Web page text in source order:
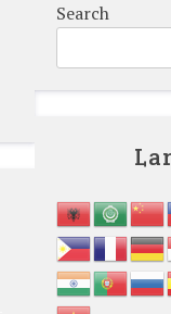
Search